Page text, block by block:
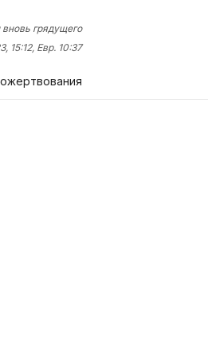
грядущего
15:12, Евр. 10:37